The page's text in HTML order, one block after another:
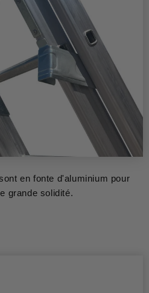
en fonte d'aluminium pour
grande solidité.